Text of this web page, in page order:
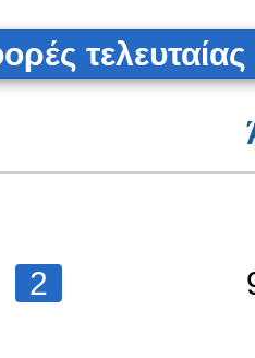
τελευταίας
2